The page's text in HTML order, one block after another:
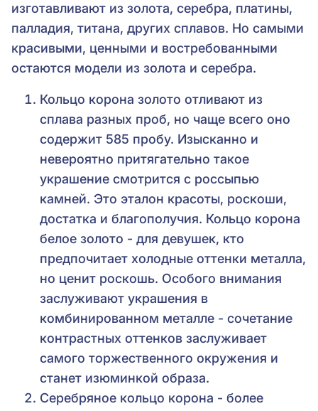
изготавливают из золота, серебра, платины,
палладия, титана, других сплавов. Но самыми
красивыми, ценными и востребованными
остаются модели из золота и серебра.
Кольцо корона золото отливают из
сплава разных проб, но чаще всего оно
содержит 585 пробу. Изысканно и
невероятно притягательно такое
украшение смотрится с россыпью
камней. Это эталон красоты, роскоши,
достатка и благополучия. Кольцо корона
белое золото - для девушек, кто
предпочитает холодные оттенки металла,
но ценит роскошь. Особого внимания
заслуживают украшения в
комбинированном металле - сочетание
контрастных оттенков заслуживает
самого торжественного окружения и
станет изюминкой образа.
Серебряное кольцо корона - более